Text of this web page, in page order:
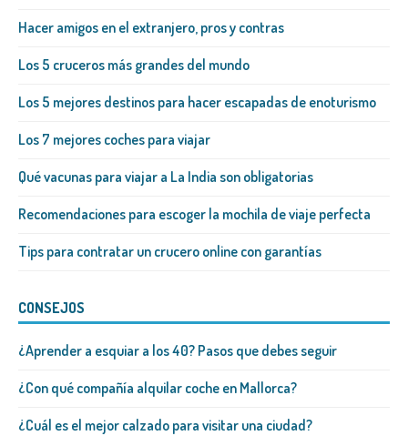
Hacer amigos en el extranjero, pros y contras
Los 5 cruceros más grandes del mundo
Los 5 mejores destinos para hacer escapadas de enoturismo
Los 7 mejores coches para viajar
Qué vacunas para viajar a La India son obligatorias
Recomendaciones para escoger la mochila de viaje perfecta
Tips para contratar un crucero online con garantías
CONSEJOS
¿Aprender a esquiar a los 40? Pasos que debes seguir
¿Con qué compañía alquilar coche en Mallorca?
¿Cuál es el mejor calzado para visitar una ciudad?